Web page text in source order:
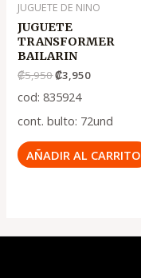
JUGUETE DE NINO
JUGUETE
TRANSFORMER
BAILARIN
₡5,950₡3,950
cod: 835924
cont. bulto: 72und
AÑADIR AL CARRITO